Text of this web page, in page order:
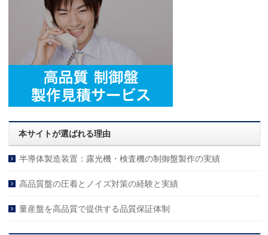
本サイトが選ばれる理由
半導体製造装置：露光機・検査機の制御盤製作の実績
高品質盤の圧着とノイズ対策の経験と実績
量産盤を高品質で提供する品質保証体制